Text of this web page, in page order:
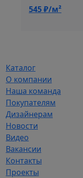
545₽/м²
Каталог
О компании
Наша команда
Покупателям
Дизайнерам
Новости
Видео
Вакансии
Контакты
Проекты